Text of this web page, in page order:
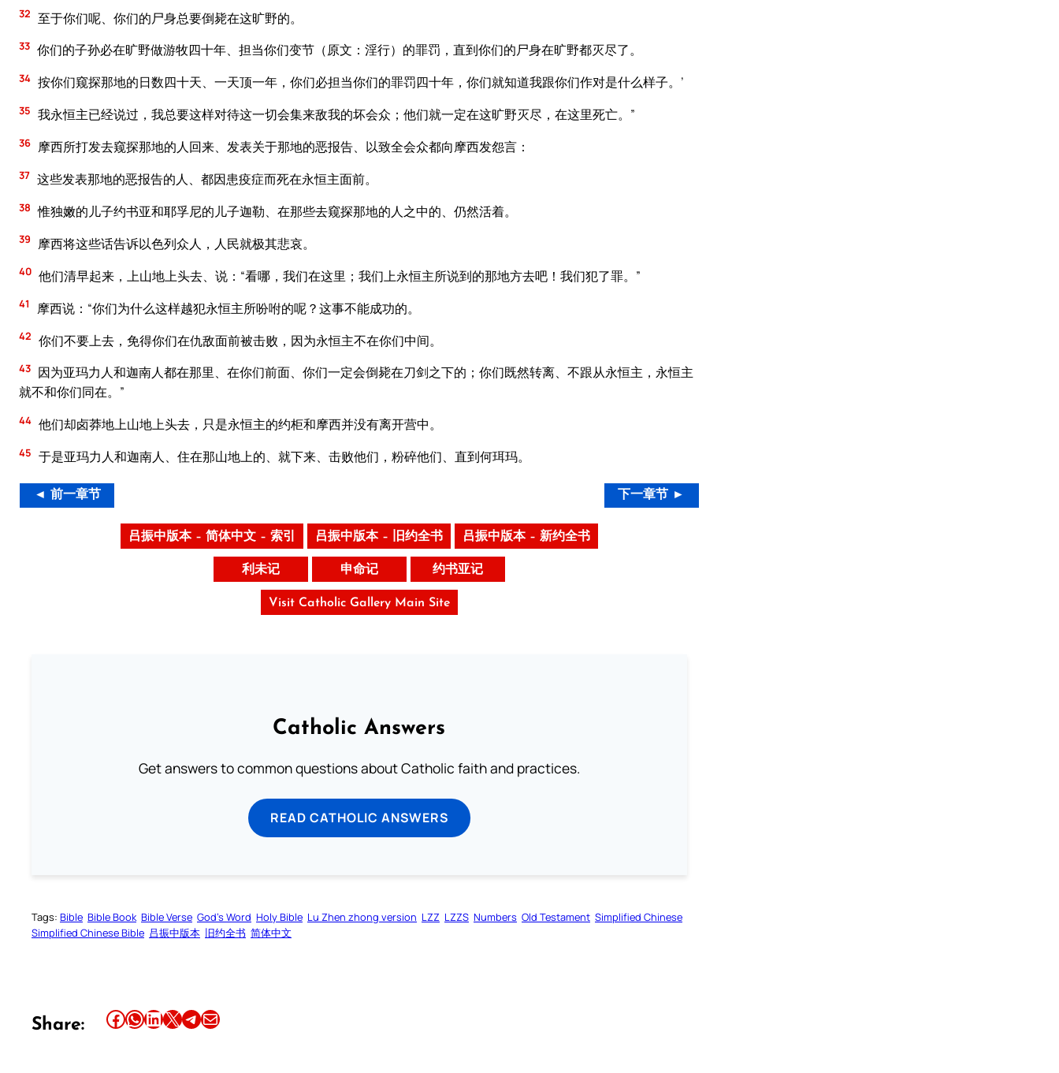
32 至于你们呢、你们的尸身总要倒毙在这旷野的。
33 你们的子孙必在旷野做游牧四十年、担当你们变节（原文：淫行）的罪罚，直到你们的尸身在旷野都灭尽了。
34 按你们窥探那地的日数四十天、一天顶一年，你们必担当你们的罪罚四十年，你们就知道我跟你们作对是什么样子。’
35 我永恒主已经说过，我总要这样对待这一切会集来敌我的坏会众；他们就一定在这旷野灭尽，在这里死亡。”
36 摩西所打发去窥探那地的人回来、发表关于那地的恶报告、以致全会众都向摩西发怨言：
37 这些发表那地的恶报告的人、都因患疫症而死在永恒主面前。
38 惟独嫩的儿子约书亚和耶孚尼的儿子迦勒、在那些去窥探那地的人之中的、仍然活着。
39 摩西将这些话告诉以色列众人，人民就极其悲哀。
40 他们清早起来，上山地上头去、说：“看哪，我们在这里；我们上永恒主所说到的那地方去吧！我们犯了罪。”
41 摩西说：“你们为什么这样越犯永恒主所吩咐的呢？这事不能成功的。
42 你们不要上去，免得你们在仇敌面前被击败，因为永恒主不在你们中间。
43 因为亚玛力人和迦南人都在那里、在你们前面、你们一定会倒毙在刀剑之下的；你们既然转离、不跟从永恒主，永恒主
就不和你们同在。”
44 他们却卤莽地上山地上头去，只是永恒主的约柜和摩西并没有离开营中。
45 于是亚玛力人和迦南人、住在那山地上的、就下来、击败他们，粉碎他们、直到何珥玛。
◄ 前一章节 下一章节 ►
吕振中版本 – 简体中文 – 索引 吕振中版本 – 旧约全书 吕振中版本 – 新约全书
利未记 申命记 约书亚记
Visit Catholic Gallery Main Site
Catholic Answers
Get answers to common questions about Catholic faith and practices.
READ CATHOLIC ANSWERS
Tags: Bible Bible Book Bible Verse God’s Word Holy Bible Lu Zhen zhong version LZZ LZZS Numbers Old Testament Simplified Chinese
Simplified Chinese Bible 吕振中版本 旧约全书 简体中文
Share: Share this article on Facebook Share this article on WhatsApp Share this article on LinkedIn Share this article on X Share this article on TelegramEmail this Article